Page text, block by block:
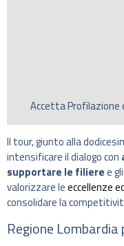
AccettaProfilazione
Il tour, giunto alla
intensificare il dialogo con
supportare le filieree
valorizzare leeccellenze
consolidare la
Regione